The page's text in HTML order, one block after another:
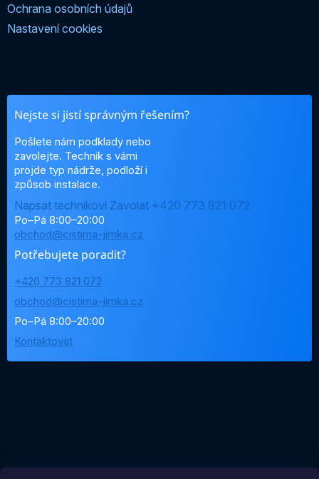
Ochrana osobních údajů
Nastavení cookies
Nejste si jistí správným řešením?
Pošlete nám podklady nebo
zavolejte. Technik s vámi
projde typ nádrže, podloží i
způsob instalace.
Napsat technikovi Zavolat +420 773 821 072
Po–Pá 8:00–20:00
obchod@cistirna-jimka.cz
Potřebujete poradit?
+420 773 821 072
obchod@cistirna-jimka.cz
Po–Pá 8:00–20:00
Kontaktovat